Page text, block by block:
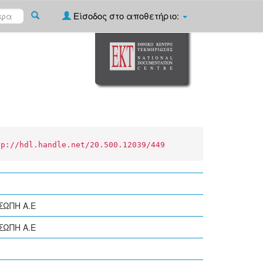
Είσοδος στο αποθετήριο:
hdl.handle.net/20.500.12039/449
Α.Ε
Α.Ε